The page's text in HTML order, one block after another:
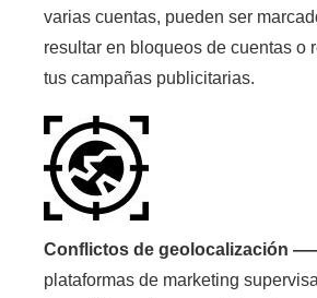
varias cuentas, pueden ser
resultar en bloqueos de cuentas o
tus campañas publicitarias.
Conflictos de geolocalización
plataformas de marketing